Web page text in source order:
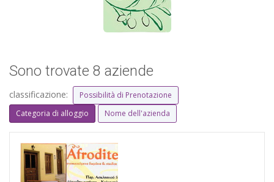
Sono trovate 8 aziende
classificazione:
Possibilità di Prenotazione
Categoria di alloggio
Nome dell'azienda